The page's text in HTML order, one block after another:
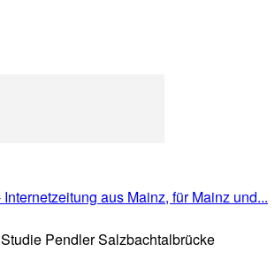
Studie Pendler Salzbachtalbrücke